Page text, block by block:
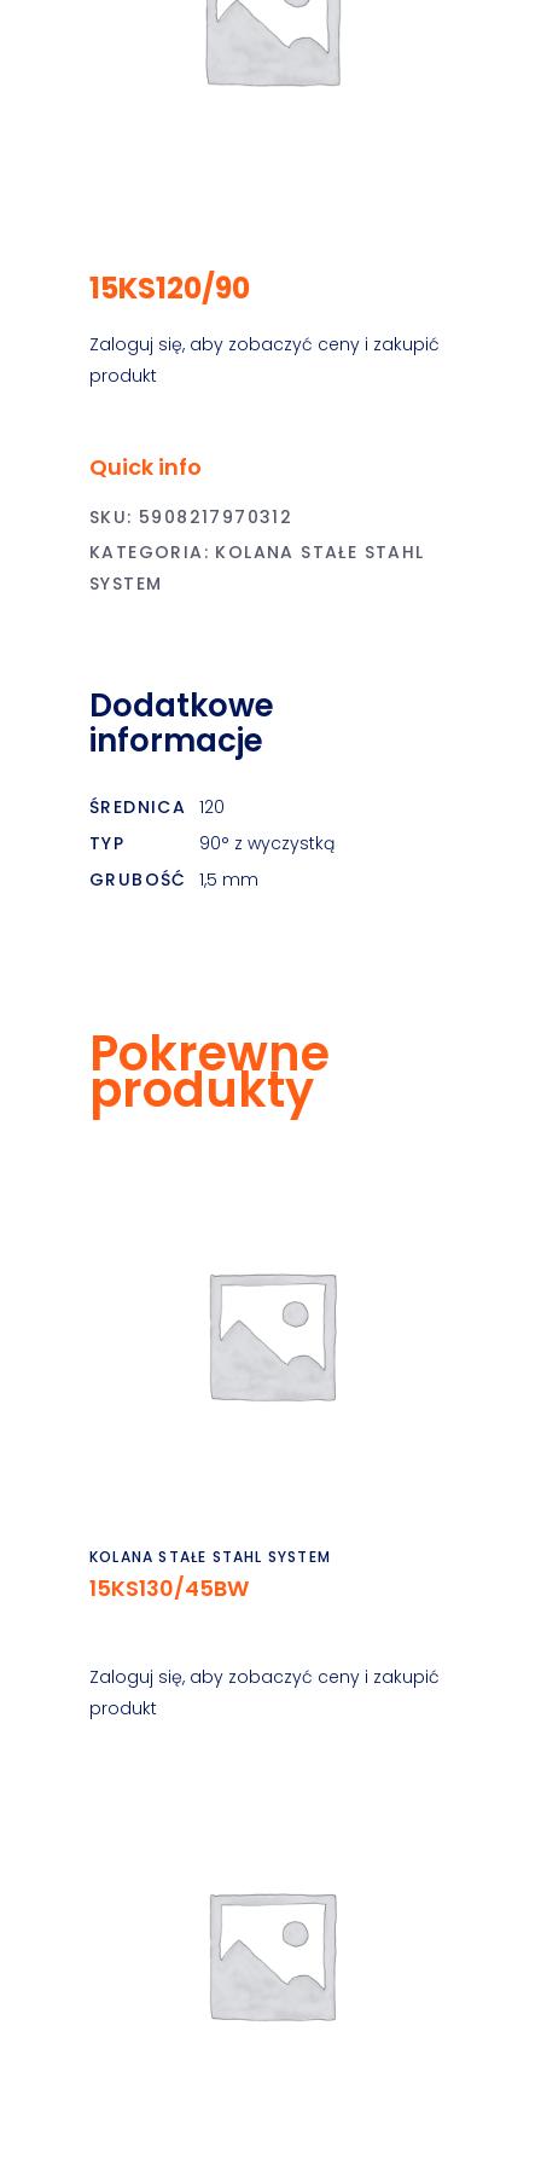
15KS120/90
Zaloguj się, aby zobaczyć ceny i zakupić
produkt
Quick info
SKU: 5908217970312
KATEGORIA: KOLANA STAŁE STAHL
SYSTEM
Dodatkowe
informacje
ŚREDNICA 120
TYP
90° z wyczystką
GRUBOŚĆ
1,5 mm
Pokrewne
produkty
Czytaj dalej
KOLANA STAŁE STAHL SYSTEM
15KS130/45BW
Zaloguj się, aby zobaczyć ceny i zakupić
produkt